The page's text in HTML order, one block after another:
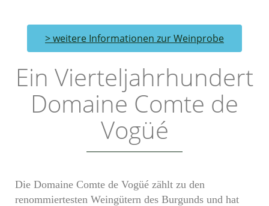
> weitere Informationen zur Weinprobe
Ein Vierteljahrhundert
Domaine Comte de
Vogüé
Die Domaine Comte de Vogüé zählt zu den
renommiertesten Weingütern des Burgunds und hat